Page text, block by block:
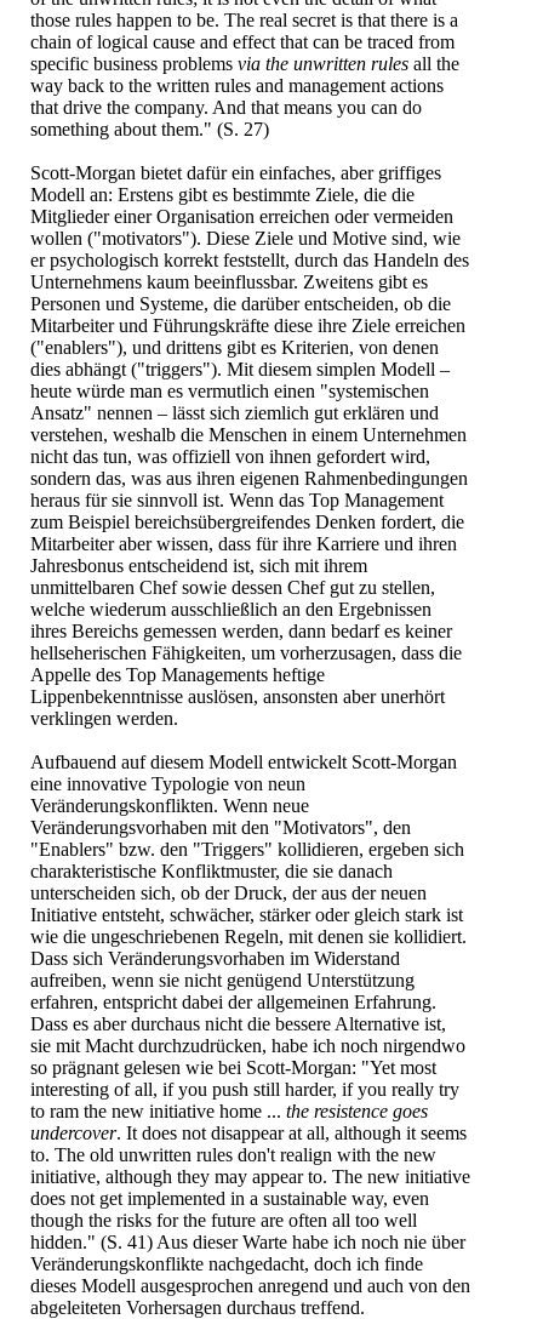
those rules happen to be. The real secret is that there is a
chain of logical cause and effect that can be traced from
specific business problems via the unwritten rules all the
way back to the written rules and management actions
that drive the company. And that means you can do
something about them." (S. 27)
Scott-Morgan bietet dafür ein einfaches, aber griffiges
Modell an: Erstens gibt es bestimmte Ziele, die die
Mitglieder einer Organisation erreichen oder vermeiden
wollen ("motivators"). Diese Ziele und Motive sind, wie
er psychologisch korrekt feststellt, durch das Handeln des
Unternehmens kaum beeinflussbar. Zweitens gibt es
Personen und Systeme, die darüber entscheiden, ob die
Mitarbeiter und Führungskräfte diese ihre Ziele erreichen
("enablers"), und drittens gibt es Kriterien, von denen
dies abhängt ("triggers"). Mit diesem simplen Modell –
heute würde man es vermutlich einen "systemischen
Ansatz" nennen – lässt sich ziemlich gut erklären und
verstehen, weshalb die Menschen in einem Unternehmen
nicht das tun, was offiziell von ihnen gefordert wird,
sondern das, was aus ihren eigenen Rahmenbedingungen
heraus für sie sinnvoll ist. Wenn das Top Management
zum Beispiel bereichsübergreifendes Denken fordert, die
Mitarbeiter aber wissen, dass für ihre Karriere und ihren
Jahresbonus entscheidend ist, sich mit ihrem
unmittelbaren Chef sowie dessen Chef gut zu stellen,
welche wiederum ausschließlich an den Ergebnissen
ihres Bereichs gemessen werden, dann bedarf es keiner
hellseherischen Fähigkeiten, um vorherzusagen, dass die
Appelle des Top Managements heftige
Lippenbekenntnisse auslösen, ansonsten aber unerhört
verklingen werden.
Aufbauend auf diesem Modell entwickelt Scott-Morgan
eine innovative Typologie von neun
Veränderungskonflikten. Wenn neue
Veränderungsvorhaben mit den "Motivators", den
"Enablers" bzw. den "Triggers" kollidieren, ergeben sich
charakteristische Konfliktmuster, die sie danach
unterscheiden sich, ob der Druck, der aus der neuen
Initiative entsteht, schwächer, stärker oder gleich stark ist
wie die ungeschriebenen Regeln, mit denen sie kollidiert.
Dass sich Veränderungsvorhaben im Widerstand
aufreiben, wenn sie nicht genügend Unterstützung
erfahren, entspricht dabei der allgemeinen Erfahrung.
Dass es aber durchaus nicht die bessere Alternative ist,
sie mit Macht durchzudrücken, habe ich noch nirgendwo
so prägnant gelesen wie bei Scott-Morgan: "Yet most
interesting of all, if you push still harder, if you really try
to ram the new initiative home ... the resistence goes
undercover. It does not disappear at all, although it seems
to. The old unwritten rules don't realign with the new
initiative, although they may appear to. The new initiative
does not get implemented in a sustainable way, even
though the risks for the future are often all too well
hidden." (S. 41) Aus dieser Warte habe ich noch nie über
Veränderungskonflikte nachgedacht, doch ich finde
dieses Modell ausgesprochen anregend und auch von den
abgeleiteten Vorhersagen durchaus treffend.